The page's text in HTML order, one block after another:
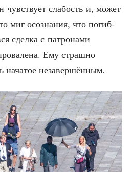
чув­ству­ет сла­бость и, может
миг осо­зна­ния, что погиб­
сдел­ка с патро­на­ми
Ему страш­но
нача­тое незавершённым.